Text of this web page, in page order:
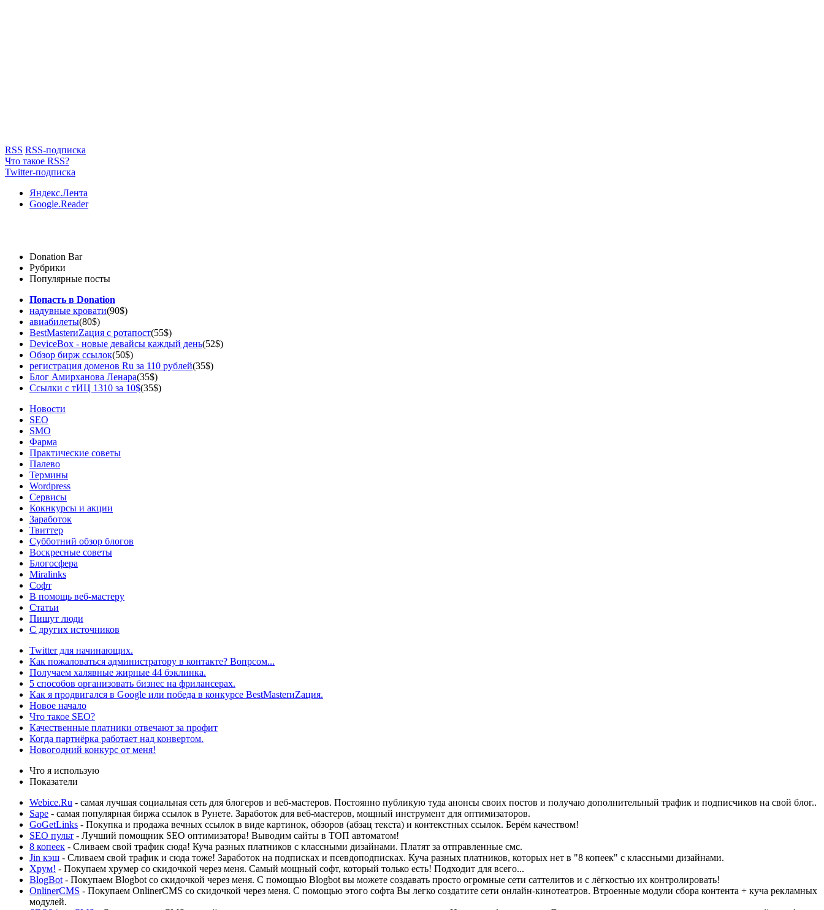
RSS RSS-подписка
Что такое RSS?
Twitter-подписка
Яндекс.Лента
Google.Reader
Donation Bar
Рубрики
Популярные посты
Попасть в Donation
надувные кровати(90$)
авиабилеты(80$)
BestMasterиZация с ротапост(55$)
DeviceBox - новые девайсы каждый день(52$)
Обзор бирж ссылок(50$)
регистрация доменов Ru за 110 рублей(35$)
Блог Амирханова Ленара(35$)
Ссылки с тИЦ 1310 за 10$(35$)
Новости
SEO
SMO
Фарма
Практические советы
Палево
Термины
Wordpress
Сервисы
Кокнкурсы и акции
Заработок
Твиттер
Субботний обзор блогов
Воскресные советы
Блогосфера
Miralinks
Софт
В помощь веб-мастеру
Статьи
Пишут люди
С других источников
Twitter для начинающих.
Как пожаловаться администратору в контакте? Вопрсом...
Получаем халявные жирные 44 бэклинка.
5 способов организовать бизнес на фрилансерах.
Как я продвигался в Google или победа в конкурсе BestMasterиZация.
Новое начало
Что такое SEO?
Качественные платники отвечают за профит
Когда партнёрка работает над конвертом.
Новогодний конкурс от меня!
Что я использую
Показатели
Webice.Ru - самая лучшая социальная сеть для блогеров и веб-мастеров. Постоянно публикую туда анонсы своих постов и получаю дополнительный трафик и подписчиков на свой блог..
Sape - самая популярная биржа ссылок в Рунете. Заработок для веб-мастеров, мощный инструмент для оптимизаторов.
GoGetLinks - Покупка и продажа вечных ссылок в виде картинок, обзоров (абзац текста) и контекстных ссылок. Берём качеством!
SEO пульт - Лучший помощник SEO оптимизатора! Выводим сайты в ТОП автоматом!
8 копеек - Сливаем свой трафик сюда! Куча разных платников с классными дизайнами. Платят за отправленные смс.
Jin кэш - Сливаем свой трафик и сюда тоже! Заработок на подписках и псевдоподписках. Куча разных платников, которых нет в "8 копеек" с классными дизайнами.
Хрум! - Покупаем хрумер со скидочкой через меня. Самый мощный софт, который только есть! Подходит для всего...
BlogBot - Покупаем Blogbot со скидочкой через меня. С помощью Blogbot вы можете создавать просто огромные сети саттелитов и с лёгкостью их контролировать!
OnlinerCMS - Покупаем OnlinerCMS со скидочкой через меня. С помощью этого софта Вы легко создатите сети онлайн-кинотеатров. Втроенные модули сбора контента + куча рекламных
модулей.